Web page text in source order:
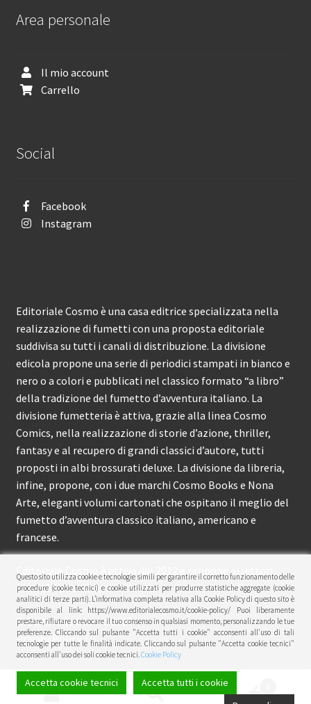
Area personale
Il mio account
Carrello
Social
Facebook
Instagram
Editoriale Cosmo è una casa editrice specializzata nella
realizzazione di fumetti con una proposta editoriale
suddivisa su tutti i canali di distribuzione. La divisione
edicola propone una serie di periodici stampati in bianco e
nero o a colori e pubblicati nel classico formato “a libro”
della tradizione del fumetto d’avventura italiano. La
divisione fumetteria è attiva, grazie alla linea Cosmo
Comics, nella realizzazione di storie d’azione, thriller,
fantasy e al recupero di grandi classici d’autore, tutti
proposti in albi brossurati deluxe. La divisione da libreria,
infine, propone, con i due marchi Cosmo Books e Nona
Arte, eleganti volumi cartonati che ospitano il meglio del
fumetto d’avventura classico italiano, americano e
francese.
Editoriale Cosmo è attiva dal 2012 e propone ai lettori
circa 150 pubblicazioni l’anno.
© Editoriale Cosmo 2026
Privacy Policy
Questo sito utilizza cookie e tecnologie simili per garantire il corretto funzionamento delle
procedure (cookie tecnici) e cookie utilizzati per produrre statistiche aggregate (cookie
analitici di terze parti). L’informativa completa relativa alla Cookie Policy di questo sito è
disponibile al link: https://www.editorialecosmo.it/cookie-policy/ Puoi liberamente
prestare, rifiutare o revocare il tuo consenso in qualsiasi momento, personalizzando le tue
preferenze. Cliccando sul pulsante "Accetta tutti i cookie" acconsenti all'uso di tali
tecnologie per tutte le finalità indicate. Cliccando sul pulsante "Accetta cookie tecnici"
acconsenti all'uso dei soli cookie tecnici.Cookie Policy
Accetta cookie tecnici
Accetta tutti i cookie